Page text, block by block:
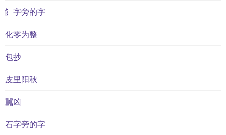
飠字旁的字
化零为整
包抄
皮里阳秋
嚚凶
石字旁的字